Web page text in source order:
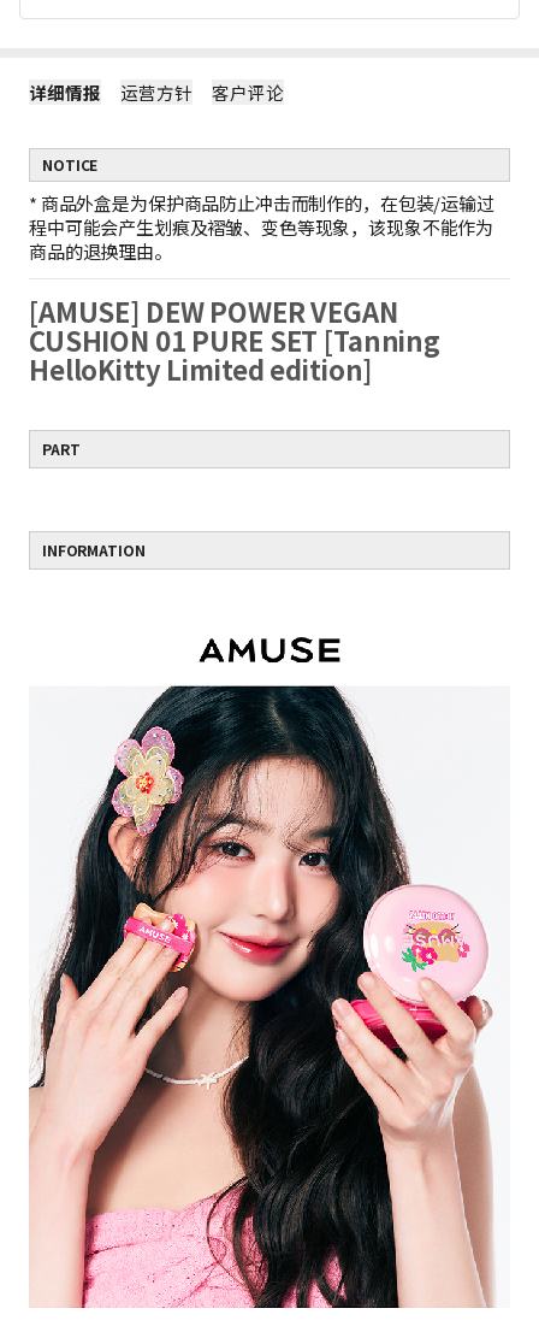
详细情报 运营方针 客户评论
NOTICE
* 商品外盒是为保护商品防止冲击而制作的，在包装/运输过
程中可能会产生划痕及褶皱、变色等现象，该现象不能作为
商品的退换理由。
[AMUSE] DEW POWER VEGAN
CUSHION 01 PURE SET [Tanning
HelloKitty Limited edition]
PART
INFORMATION